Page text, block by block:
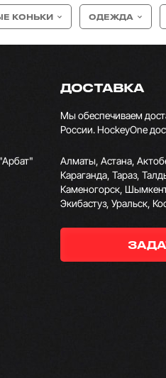
КОНЬКИ ОДЕЖДА
ДОСТАВКА
Мы обеспечиваем
России. HockeyOne
Алматы, Астана,
Караганда, Тараз,
Каменогорск,
Экибастуз, Уральск,